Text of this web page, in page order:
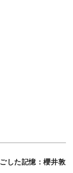
した記憶：櫻井敦